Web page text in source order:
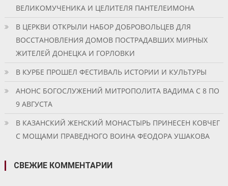
ВЕЛИКОМУЧЕНИКА И ЦЕЛИТЕЛЯ ПАНТЕЛЕИМОНА
В ЦЕРКВИ ОТКРЫЛИ НАБОР ДОБРОВОЛЬЦЕВ ДЛЯ
ВОССТАНОВЛЕНИЯ ДОМОВ ПОСТРАДАВШИХ МИРНЫХ
ЖИТЕЛЕЙ ДОНЕЦКА И ГОРЛОВКИ
В КУРБЕ ПРОШЕЛ ФЕСТИВАЛЬ ИСТОРИИ И КУЛЬТУРЫ
АНОНС БОГОСЛУЖЕНИЙ МИТРОПОЛИТА ВАДИМА С 8 ПО
9 АВГУСТА
В КАЗАНСКИЙ ЖЕНСКИЙ МОНАСТЫРЬ ПРИНЕСЕН КОВЧЕГ
С МОЩАМИ ПРАВЕДНОГО ВОИНА ФЕОДОРА УШАКОВА
СВЕЖИЕ КОММЕНТАРИИ